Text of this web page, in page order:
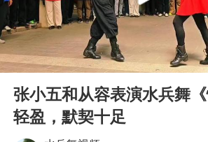
24小时不关空
龚宝冬烈士安
今年4位周星驰
Play
00:00
张小五和从容表演水兵舞
轻盈，默契十足